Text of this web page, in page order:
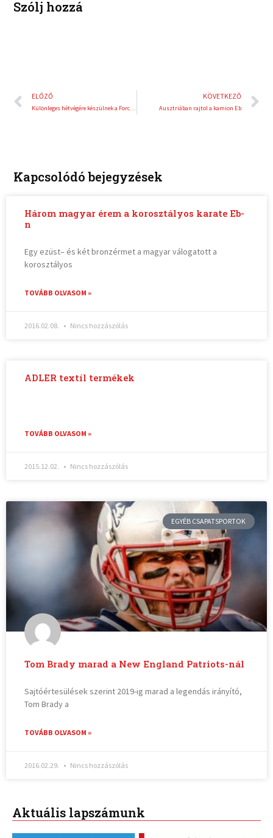
Szólj hozzá
Előző
ELŐZŐ
Különleges hétvégére készülnek a Force India versenyzői
KÖVETKEZŐ
Ausztriában rajtol a kamion Eb
Kapcsolódó bejegyzések
Három magyar érem a korosztályos karate Eb-
n
Egy ezüst– és két bronzérmet a magyar válogatott a
korosztályos
TOVÁBB OLVASOM »
2016.02.08. Nincs hozzászólás
ADLER textíl termékek
TOVÁBB OLVASOM »
2015.12.02. Nincs hozzászólás
EGYÉB CSAPATSPORTOK
Tom Brady marad a New England Patriots-nál
Sajtóértesülések szerint 2019-ig marad a legendás irányító,
Tom Brady a
TOVÁBB OLVASOM »
2016.02.29. Nincs hozzászólás
Aktuális lapszámunk